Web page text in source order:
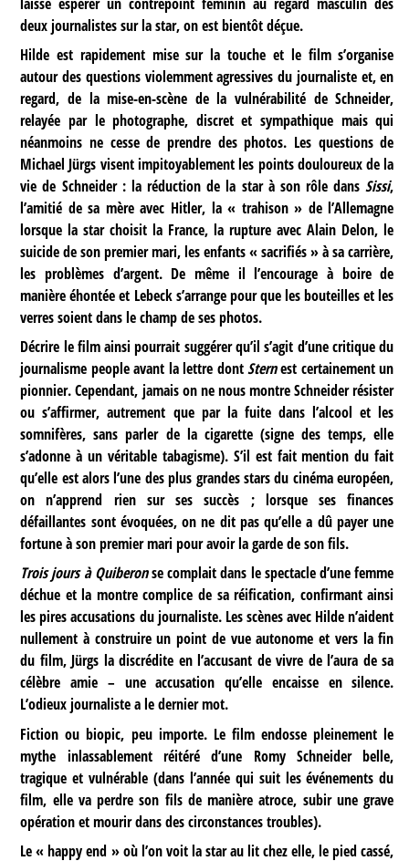
deux journalistes sur la star, on est bientôt déçue.
Hilde est rapidement mise sur la touche et le film s’organise
autour des questions violemment agressives du journaliste et, en
regard, de la mise-en-scène de la vulnérabilité de Schneider,
relayée par le photographe, discret et sympathique mais qui
néanmoins ne cesse de prendre des photos. Les questions de
Michael Jürgs visent impitoyablement les points douloureux de la
vie de Schneider : la réduction de la star à son rôle dansSissi,
l’amitié de sa mère avec Hitler, la « trahison » de l’Allemagne
lorsque la star choisit la France, la rupture avec Alain Delon, le
suicide de son premier mari, les enfants « sacrifiés » à sa carrière,
les problèmes d’argent. De même il l’encourage à boire de
manière éhontée et Lebeck s’arrange pour que les bouteilles et les
verres soient dans le champ de ses photos.
Décrire le film ainsi pourrait suggérer qu’il s’agit d’une critique du
journalisme people avant la lettre dontSternest certainement un
pionnier. Cependant, jamais on ne nous montre Schneider résister
ou s’affirmer, autrement que par la fuite dans l’alcool et les
somnifères, sans parler de la cigarette (signe des temps, elle
s’adonne à un véritable tabagisme). S’il est fait mention du fait
qu’elle est alors l’une des plus grandes stars du cinéma européen,
on n’apprend rien sur ses succès ; lorsque ses finances
défaillantes sont évoquées, on ne dit pas qu’elle a dû payer une
fortune à son premier mari pour avoir la garde de son fils.
Trois jours à Quiberonse complait dans le spectacle d’une femme
déchue et la montre complice de sa réification, confirmant ainsi
les pires accusations du journaliste. Les scènes avec Hilde n’aident
nullement à construire un point de vue autonome et vers la fin
du film, Jürgs la discrédite en l’accusant de vivre de l’aura de sa
célèbre amie – une accusation qu’elle encaisse en silence.
L’odieux journaliste a le dernier mot.
Fiction ou biopic, peu importe. Le film endosse pleinement le
mythe inlassablement réitéré d’une Romy Schneider belle,
tragique et vulnérable (dans l’année qui suit les événements du
film, elle va perdre son fils de manière atroce, subir une grave
opération et mourir dans des circonstances troubles).
Le « happy end » où l’on voit la star au lit chez elle, le pied cassé,